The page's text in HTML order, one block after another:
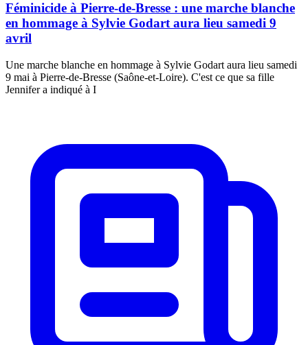
Féminicide à Pierre-de-Bresse : une marche blanche
en hommage à Sylvie Godart aura lieu samedi 9
avril
Une marche blanche en hommage à Sylvie Godart aura lieu samedi
9 mai à Pierre-de-Bresse (Saône-et-Loire). C'est ce que sa fille
Jennifer a indiqué à I